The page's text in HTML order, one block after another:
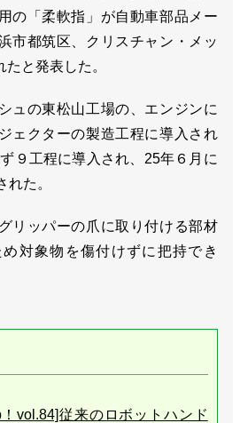
の「柔軟指」が自動車部品メー
市都筑区、クリスチャン・メッ
と発表した。
ュの東松山工場の、エンジンに
ェクターの製造工程に導入され
９工程に導入され、25年６月に
れた。
リッパーの爪に取り付ける部材
対象物を傷付けずに把持でき
vol.84]従来のロボットハンド